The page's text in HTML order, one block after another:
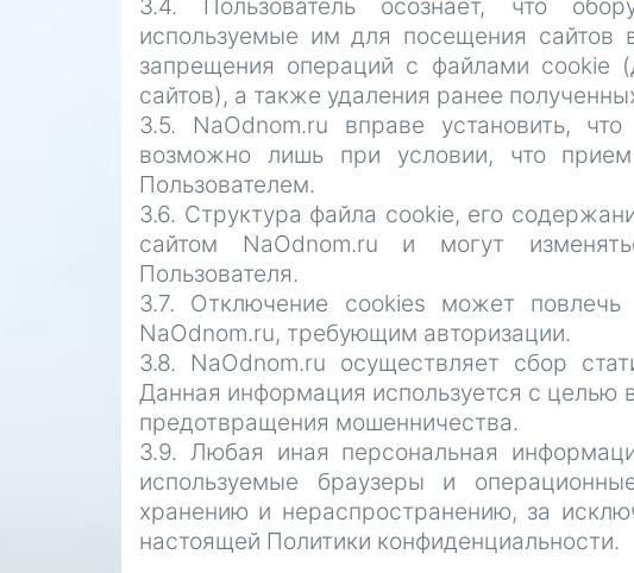
3.4. Пользователь осознает, что
используемые им для посещения сайтов
запрещения операций с файлами cookie
сайтов), а также удаления ранее
3.5. NaOdnom.ru вправе установить,
возможно лишь при условии, что
Пользователем.
3.6. Структура файла cookie, его
сайтом NaOdnom.ru и могут
Пользователя.
3.7. Отключение cookies может
NaOdnom.ru, требующим авторизации.
3.8. NaOdnom.ru осуществляет сбор
Данная информация используется с целью
предотвращения мошенничества.
3.9. Любая иная персональная
используемые браузеры и
хранению и нераспространению, за
настоящей Политики конфиденциальности.